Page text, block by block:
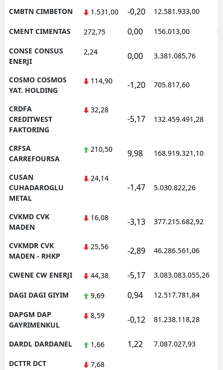
CMBTN CIMBETON 1.531,00 -0,20 12.581.933,00
CMENT CIMENTAS 272,75 0,00 156.013,00
CONSE CONSUS
ENERJI
2,24 0,00 3.381.085,76
COSMO COSMOS
YAT. HOLDING
114,90 -1,20 705.817,60
CRDFA
CREDITWEST
FAKTORING
32,28
-5,17 132.459.491,28
CRFSA
CARREFOURSA
210,50 9,98 168.919.321,10
CUSAN
CUHADAROGLU
METAL
24,14
-1,47 5.030.822,26
CVKMD CVK
MADEN
16,08 -3,13 377.215.682,92
CVKMDR CVK
MADEN - RHKP
25,56 -2,89 46.286.561,06
CWENE CW ENERJI 44,38 -5,17 3.083.083.055,26
DAGI DAGI GIYIM 9,69 0,94 12.517.781,84
DAPGM DAP
GAYRIMENKUL
8,59 -0,12 81.238.118,28
DARDL DARDANEL 1,66 1,22 7.087.027,93
DCTTR DCT
7,68